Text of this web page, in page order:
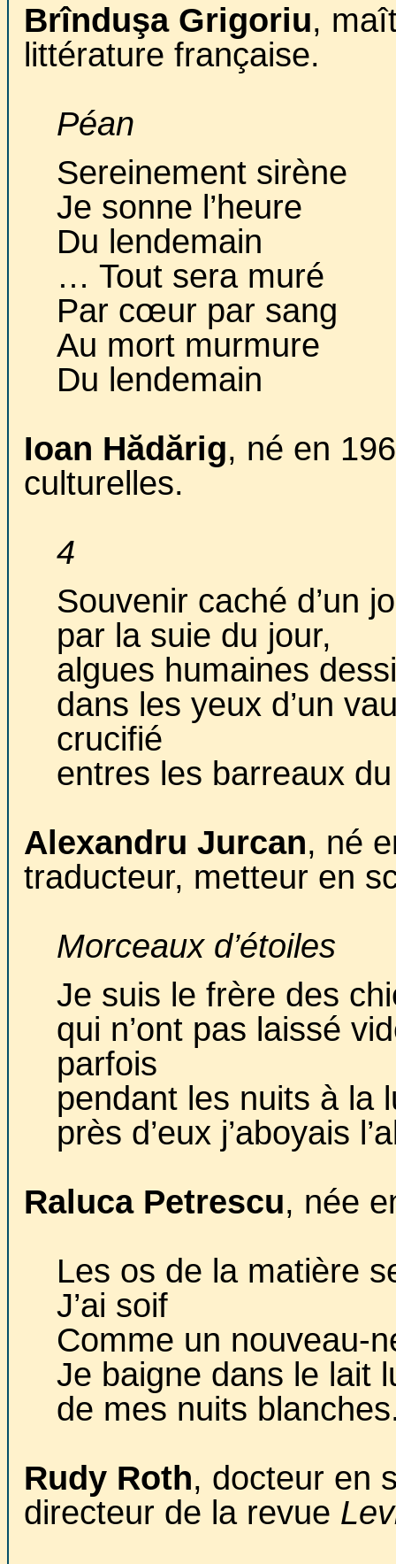
Brînduşa Grigoriu,
littérature française.
Péan
Sereinement sirène
Je sonne l’heure
Du lendemain
… Tout sera muré
Par cœur par sang
Au mort murmure
Du lendemain
Ioan Hădărig, né en
culturelles.
4
Souvenir caché d’un
par la suie du jour,
algues humaines
dans les yeux d’un
crucifié
entres les barreaux
Alexandru Jurcan, né
traducteur, metteur en
Morceaux d’étoiles
Je suis le frère des
qui n’ont pas laissé
parfois
pendant les nuits à la
près d’eux j’aboyais
Raluca Petrescu, née
Les os de la matière
J’ai soif
Comme un nouveau-
Je baigne dans le lait
de mes nuits
Rudy Roth, docteur en
directeur de la revue